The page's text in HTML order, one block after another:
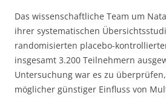
Das wissenschaftliche Team um
ihrer systematischen
randomisierten placebo-
insgesamt 3.200 Teilnehmern
Untersuchung war es zu
möglicher günstiger Einfluss von